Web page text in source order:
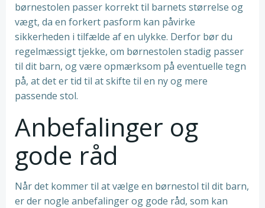
børnestolen passer korrekt til barnets størrelse og
vægt, da en forkert pasform kan påvirke
sikkerheden i tilfælde af en ulykke. Derfor bør du
regelmæssigt tjekke, om børnestolen stadig passer
til dit barn, og være opmærksom på eventuelle tegn
på, at det er tid til at skifte til en ny og mere
passende stol.
Anbefalinger og
gode råd
Når det kommer til at vælge en børnestol til dit barn,
er der nogle anbefalinger og gode råd, som kan